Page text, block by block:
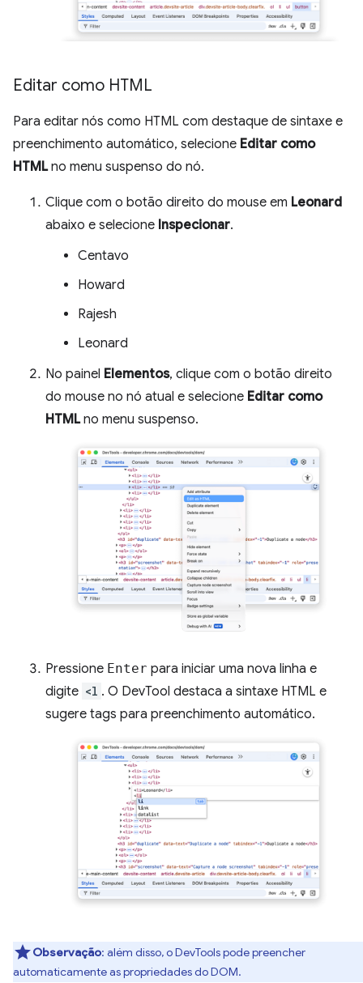
Editar como HTML
Para editar nós como HTML com destaque de sintaxe e
preenchimento automático, selecione Editar como
HTMLno menu suspenso do nó.
Clique com o botão direito do mouse em Leonard
abaixo e selecione Inspecionar.
Centavo
Howard
Rajesh
Leonard
No painel Elementos, clique com o botão direito
do mouse no nó atual e selecione Editar como
HTMLno menu suspenso.
Pressione Enter para iniciar uma nova linha e
digite <l . O DevTool destaca a sintaxe HTML e
sugere tags para preenchimento automático.
Observação: além disso, o DevTools pode preencher
automaticamente as propriedades do DOM.